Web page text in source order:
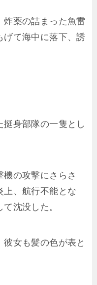
薬の詰まった魚雷
て海中に落下、誘
身部隊の一隻とし
の攻撃にさらさ
、航行不能とな
沈没した。
女も髪の色が表と